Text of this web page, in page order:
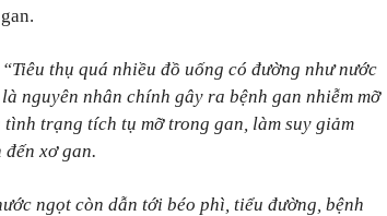
“Tiêu thụ quá nhiều đồ uống có đường như nước
nguyên nhân chính gây ra bệnh gan nhiễm mỡ
trạng tích tụ mỡ trong gan, làm suy giảm
xơ gan.
ngọt còn dẫn tới béo phì, tiểu đường, bệnh